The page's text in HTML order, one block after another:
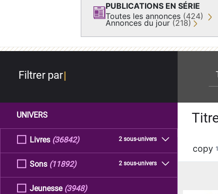
PUBLICATIONS EN SÉRIE
Toutes les annonces (424)
Annonces du jour (218)
Filtrer par
UNIVERS
Livres 2 sous-univers
(36842)
Sons 2 sous-univers
(11892)
Jeunesse (3948)
copy